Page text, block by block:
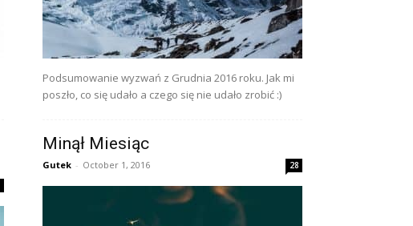
Podsumowanie wyzwań z Grudnia 2016 roku. Jak mi
poszło, co się udało a czego się nie udało zrobić :)
Minął Miesiąc
Gutek - October 1, 2016 28